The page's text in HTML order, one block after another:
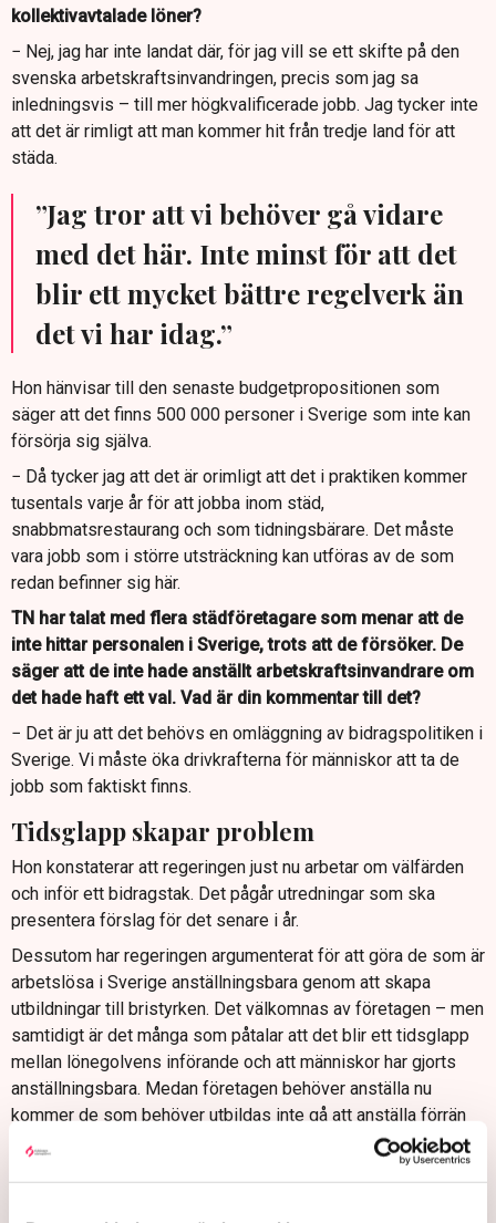
kollektivavtalade löner?
− Nej, jag har inte landat där, för jag vill se ett skifte på den
svenska arbetskraftsinvandringen, precis som jag sa
inledningsvis – till mer högkvalificerade jobb. Jag tycker inte
att det är rimligt att man kommer hit från tredje land för att
städa.
”Jag tror att vi behöver gå vidare
med det här. Inte minst för att det
blir ett mycket bättre regelverk än
det vi har idag.”
Hon hänvisar till den senaste budgetpropositionen som
säger att det finns 500 000 personer i Sverige som inte kan
försörja sig själva.
− Då tycker jag att det är orimligt att det i praktiken kommer
tusentals varje år för att jobba inom städ,
snabbmatsrestaurang och som tidningsbärare. Det måste
vara jobb som i större utsträckning kan utföras av de som
redan befinner sig här.
TN har talat med flera städföretagare som menar att de
inte hittar personalen i Sverige, trots att de försöker. De
säger att de inte hade anställt arbetskraftsinvandrare om
det hade haft ett val. Vad är din kommentar till det?
− Det är ju att det behövs en omläggning av bidragspolitiken i
Sverige. Vi måste öka drivkrafterna för människor att ta de
jobb som faktiskt finns.
Tidsglapp skapar problem
Hon konstaterar att regeringen just nu arbetar om välfärden
och inför ett bidragstak. Det pågår utredningar som ska
presentera förslag för det senare i år.
Dessutom har regeringen argumenterat för att göra de som är
arbetslösa i Sverige anställningsbara genom att skapa
utbildningar till bristyrken. Det välkomnas av företagen – men
samtidigt är det många som påtalar att det blir ett tidsglapp
mellan lönegolvens införande och att människor har gjorts
anställningsbara. Medan företagen behöver anställa nu
kommer de som behöver utbildas inte gå att anställa förrän
längre fram i tiden.
− Vi kommer ju tappa i ett antal år och det kommer att vara ett